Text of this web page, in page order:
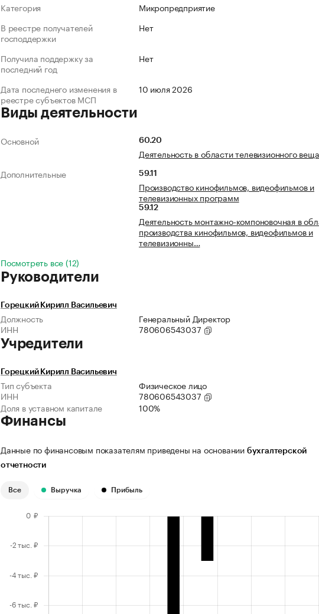
Категория
Микропредприятие
В реестре получателей
господдержки
Нет
Получила поддержку за
последний год
Нет
Дата последнего изменения в
реестре субъектов МСП
10 июля 2026
Виды деятельности
Основной 60.20
Деятельность в области телевизионного
Дополнительные
59.11
Производство кинофильмов, видеофильмов и
телевизионных программ
59.12
Деятельность монтажно-компоновочная в
производства кинофильмов, видеофильмов и
телевизионны…
Посмотреть все (12)
Руководители
Горецкий Кирилл Васильевич
Должность
Генеральный Директор
ИНН
780606543037
Учредители
Горецкий Кирилл Васильевич
Тип субъекта
Физическое лицо
ИНН
780606543037
Доля в уставном капитале
100%
Финансы
Данные по финансовым показателям приведены на основании бухгалтерской
отчетности
Все Выручка Прибыль